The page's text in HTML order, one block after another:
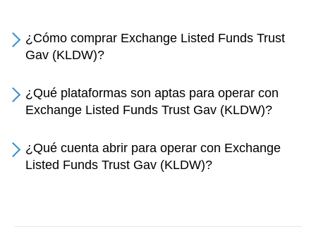
¿Cómo comprar Exchange Listed Funds Trust
Gav (KLDW)?
¿Qué plataformas son aptas para operar con
Exchange Listed Funds Trust Gav (KLDW)?
¿Qué cuenta abrir para operar con Exchange
Listed Funds Trust Gav (KLDW)?